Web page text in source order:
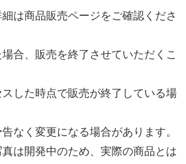
場合、販売を終了させていただくこ
スした時点で販売が終了している場
告なく変更になる場合があります。
は開発中のため、実際の商品とは
あります。
する可能性があります。